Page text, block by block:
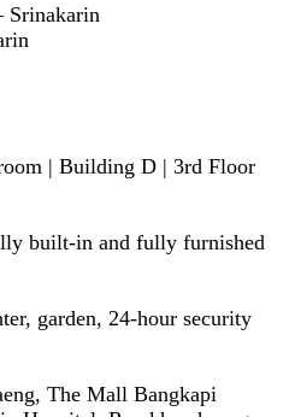
Srinakarin
| Building D | 3rd Floor
built-in and fully furnished
garden, 24-hour security
The Mall Bangkapi